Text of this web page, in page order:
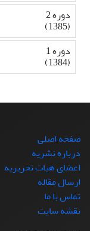
دوره 2
(1385)
دوره 1
(1384)
صفحه اصلی
درباره نشریه
اعضای هیات تحریریه
ارسال مقاله
تماس با ما
نقشه سایت